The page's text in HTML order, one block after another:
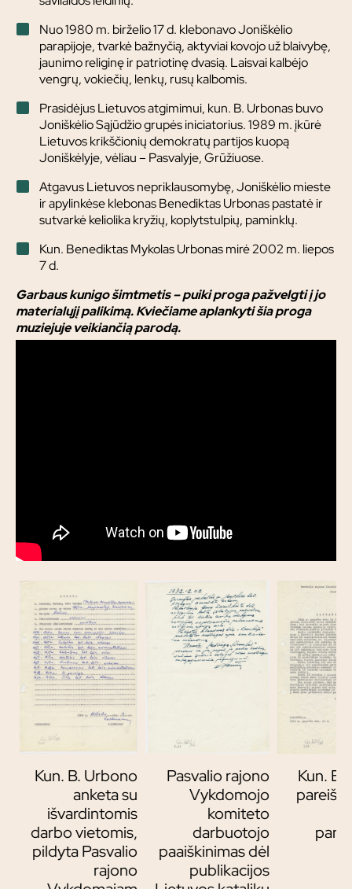
Nuo 1980 m. birželio 17 d. klebonavo Joniškėlio
parapijoje, tvarkė bažnyčią, aktyviai kovojo už blaivybę,
jaunimo religinę ir patriotinę dvasią. Laisvai kalbėjo
vengrų, vokiečių, lenkų, rusų kalbomis.
Prasidėjus Lietuvos atgimimui, kun. B. Urbonas buvo
Joniškėlio Sąjūdžio grupės iniciatorius. 1989 m. įkūrė
Lietuvos krikščionių demokratų partijos kuopą
Joniškėlyje, vėliau – Pasvalyje, Grūžiuose.
Atgavus Lietuvos nepriklausomybę, Joniškėlio mieste
ir apylinkėse klebonas Benediktas Urbonas pastatė ir
sutvarkė keliolika kryžių, koplytstulpių, paminklų.
Kun. Benediktas Mykolas Urbonas mirė 2002 m. liepos
7 d.
Garbaus kunigo šimtmetis – puiki proga pažvelgti į jo
materialųjį palikimą. Kviečiame aplankyti šia proga
muziejuje veikiančią parodą.
Kun. B. Urbono
anketa su
išvardintomis
darbo vietomis,
pildyta Pasvalio
rajono
Pasvalio rajono
Vykdomojo
komiteto
darbuotojo
paaiškinimas dėl
publikacijos
Kun.